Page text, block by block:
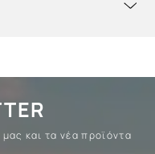
και τα νέα προϊόντα